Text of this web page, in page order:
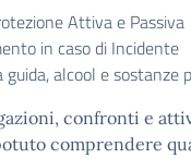
Attiva e Passiva
in caso di Incidente
guida, alcool e sostanze
confronti e
comprendere